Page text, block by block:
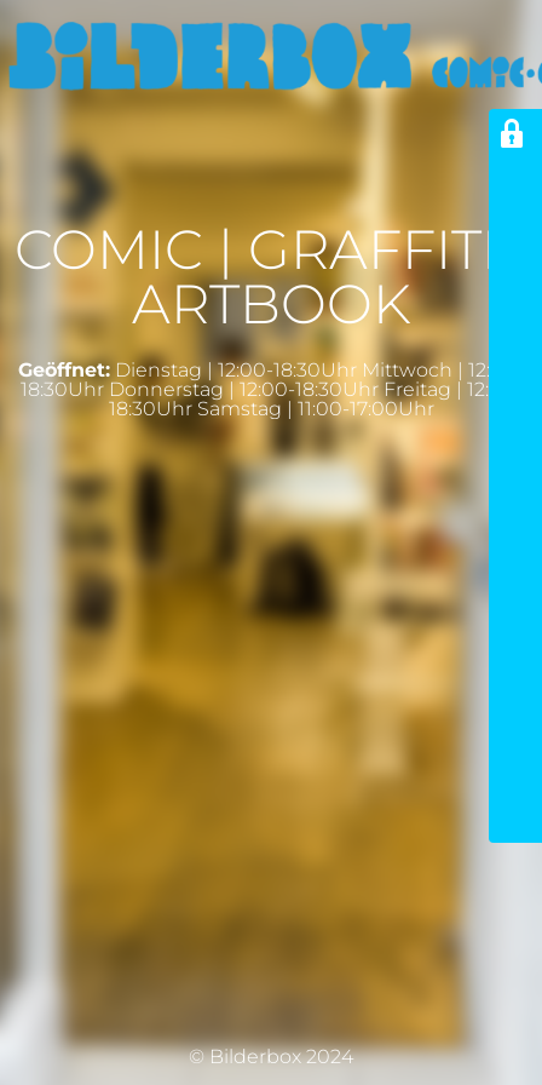
COMIC | GRAFFITI |
ARTBOOK
Geöffnet: Dienstag | 12:00-18:30Uhr Mittwoch | 12:00-
18:30Uhr Donnerstag | 12:00-18:30Uhr Freitag | 12:00-
18:30Uhr Samstag | 11:00-17:00Uhr
© Bilderbox 2024